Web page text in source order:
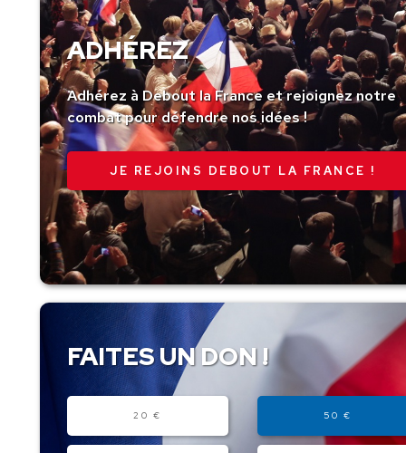
ADHÉREZ
Adhérez à Debout la France et rejoignez notre
combat pour défendre nos idées !
JE REJOINS DEBOUT LA FRANCE !
FAITES UN DON !
20 € 50 €